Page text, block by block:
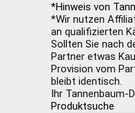
*Hinweis von
*Wir nutzen
an qualifizierten
Sollten Sie nach
Partner etwas
Provision vom
bleibt identisch.
Ihr Tannenbaum-
Produktsuche